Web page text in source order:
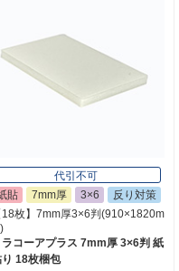
代引不可
貼
7mm厚 3×6
反り対策
18枚】7mm厚3×6判(910×1820m
ラコーアプラス 7mm厚 3×6判 紙
18枚梱包